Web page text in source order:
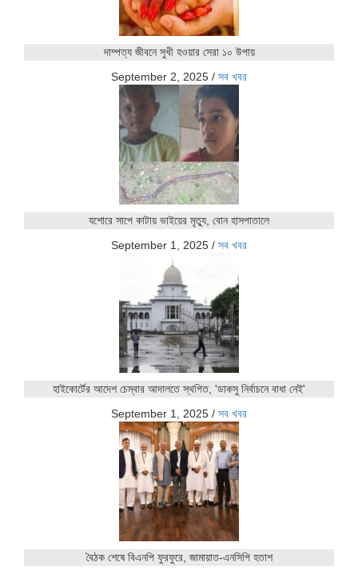
দাম্পত্য জীবনে সুখী হওয়ার সেরা ১০ উপায়
September 2, 2025 / সব খবর
যশোরে সাপে কাটায় ভাইয়ের মৃত্যু, বোন হাসপাতালে
September 1, 2025 / সব খবর
হাইকোর্টের আদেশ চেম্বার আদালতে স্থগিত, 'ডাকসু নির্বাচনে বাধা নেই'
September 1, 2025 / সব খবর
বৈঠক শেষে বিএনপি ফুরফুরে, জামায়াত-এনসিপি হতাশ